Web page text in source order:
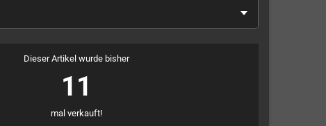
Dieser Artikel wurde bisher
11
mal verkauft!